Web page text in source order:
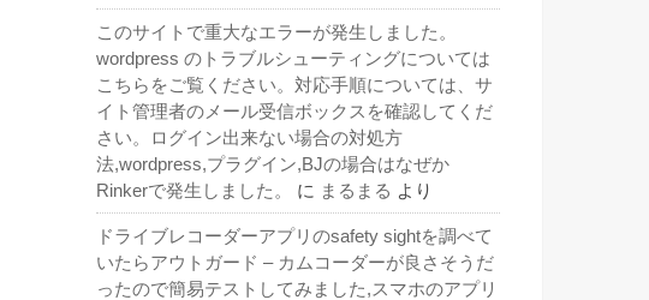
このサイトで重大なエラーが発生しました。
wordpress のトラブルシューティングについては
こちらをご覧ください。対応手順については、サ
イト管理者のメール受信ボックスを確認してくだ
さい。ログイン出来ない場合の対処方
法,wordpress,プラグイン,BJの場合はなぜか
Rinkerで発生しました。
に まるまる より
ドライブレコーダーアプリのsafety sightを調べて
いたらアウトガード – カムコーダーが良さそうだ
ったので簡易テストしてみました,スマホのアプリ